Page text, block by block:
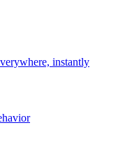
instantly